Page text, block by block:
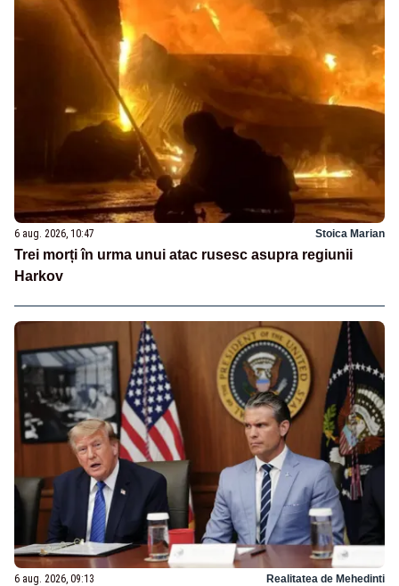
6 aug. 2026, 10:47 Stoica Marian
Trei morți în urma unui atac rusesc asupra regiunii
Harkov
6 aug. 2026, 09:13 Realitatea de Mehedinti